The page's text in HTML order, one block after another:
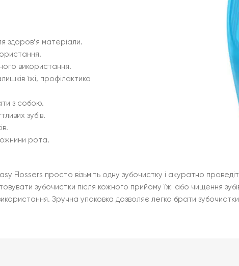
здоров’я матеріали.
використання.
їжі, профілактика
з собою.
зубів.
рота.
Flossers просто візьміть одну зубочистку і акуратно
зубочистки після кожного прийому їжі або чищення
Зручна упаковка дозволяє легко брати зубочистки